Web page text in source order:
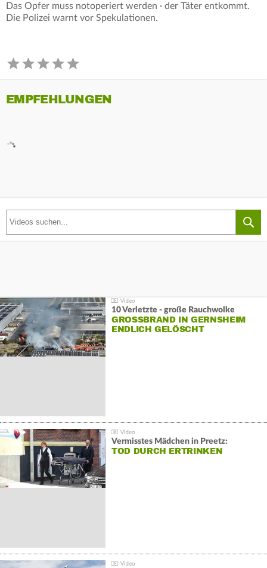
Das Opfer muss notoperiert werden · der Täter entkommt.
Die Polizei warnt vor Spekulationen.
EMPFEHLUNGEN
10 Verletzte - große Rauchwolke
GROSSBRAND IN GERNSHEIM E
NDLICH GELÖSCHT
Vermisstes Mädchen in Preetz:
TOD DURCH ERTRINKEN